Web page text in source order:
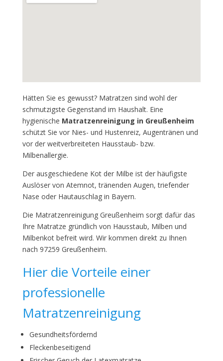
Hätten Sie es gewusst? Matratzen sind wohl der
schmutzigste Gegenstand im Haushalt. Eine
hygienische Matratzenreinigung in Greußenheim
schützt Sie vor Nies- und Hustenreiz, Augentränen und
vor der weitverbreiteten Hausstaub- bzw.
Milbenallergie.
Der ausgeschiedene Kot der Milbe ist der häufigste
Auslöser von Atemnot, tränenden Augen, triefender
Nase oder Hautauschlag in Bayern.
Die Matratzenreinigung Greußenheim sorgt dafür das
Ihre Matratze gründlich von Hausstaub, Milben und
Milbenkot befreit wird. Wir kommen direkt zu Ihnen
nach 97259 Greußenheim.
Hier die Vorteile einer
professionelle
Matratzenreinigung
Gesundheitsfördernd
Fleckenbeseitigend